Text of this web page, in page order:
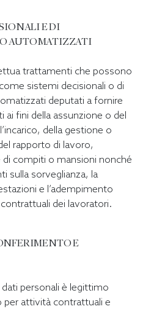
E DI
AUTOMATIZZATI
trattamenti che possono
sistemi decisionali o di
deputati a fornire
ai fini della assunzione o del
della gestione o
rapporto di lavoro,
di compiti o mansioni nonché
sulla sorveglianza, la
e l’adempimento
dei lavoratori.
E
personali è legittimo
attività contrattuali e